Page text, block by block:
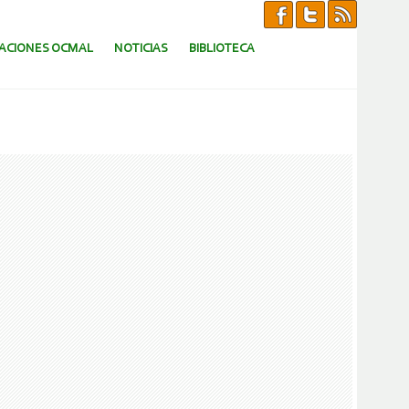
OCMAL NOTICIAS BIBLIOTECA